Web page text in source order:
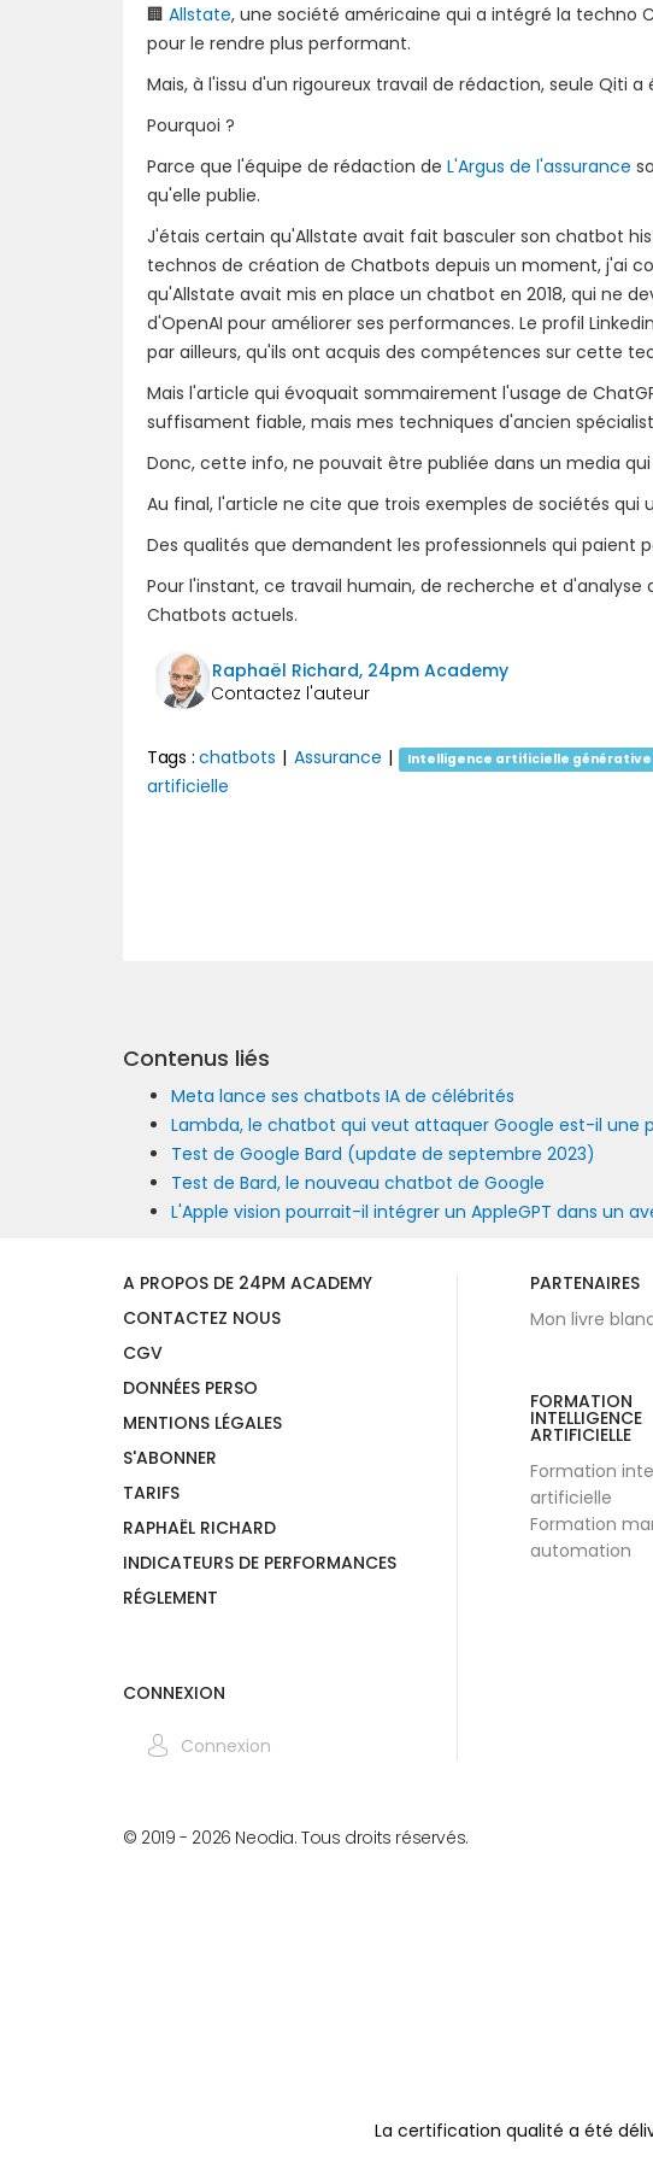
🏢 Allstate, une société américaine qui a intégré la techno
pour le rendre plus performant.
Mais, à l'issu d'un rigoureux travail de rédaction, seule Qiti
Pourquoi ?
Parce que l'équipe de rédaction de L'Argus de l'assurance
qu'elle publie.
J'étais certain qu'Allstate avait fait basculer son chatbot
technos de création de Chatbots depuis un moment, j'ai
qu'Allstate avait mis en place un chatbot en 2018, qui ne
d'OpenAI pour améliorer ses performances. Le profil
par ailleurs, qu'ils ont acquis des compétences sur cette
Mais l'article qui évoquait sommairement l'usage de
suffisament fiable, mais mes techniques d'ancien
Donc, cette info, ne pouvait être publiée dans un media qui
Au final, l'article ne cite que trois exemples de sociétés qui
Des qualités que demandent les professionnels qui paient
Pour l'instant, ce travail humain, de recherche et d'analyse
Chatbots actuels.
Raphaël Richard, 24pm Academy
Tags : chatbots | Assurance | Intelligence artificielle générative
artificielle
Contenus liés
Meta lance ses chatbots IA de célébrités
Lambda, le chatbot qui veut attaquer Google est-il une
Test de Google Bard (update de septembre 2023)
Test de Bard, le nouveau chatbot de Google
L'Apple vision pourrait-il intégrer un AppleGPT dans un
A PROPOS DE 24PM ACADEMY
CONTACTEZ NOUS
CGV
DONNÉES PERSO
MENTIONS LÉGALES
S'ABONNER
TARIFS
RAPHAËL RICHARD
INDICATEURS DE PERFORMANCES
RÉGLEMENT
CONNEXION
Connexion
PARTENAIRES
Mon livre
FORMATION
INTELLIGENCE
ARTIFICIELLE
Formation
artificielle
Formation
automation
© 2019 - 2026 Neodia. Tous droits réservés.
La certification qualité a été